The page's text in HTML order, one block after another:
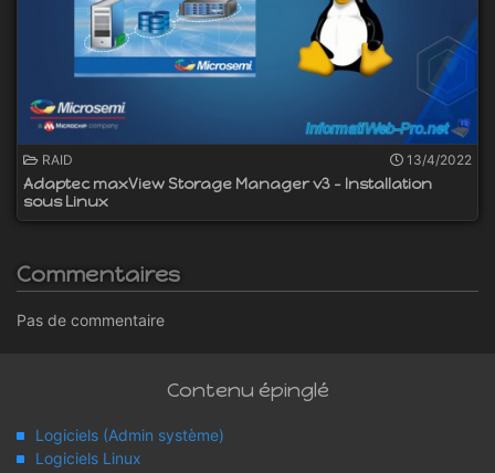
RAID 13/4/2022
Adaptec maxView Storage Manager v3 - Installation
sous Linux
Commentaires
Pas de commentaire
Contenu épinglé
Logiciels (Admin système)
Logiciels Linux